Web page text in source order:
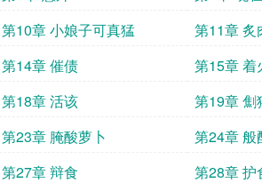
第10章 小娘子可真猛 第11章 炙
第14章 催债 第15章 着
第18章 活该 第19章 劁
第23章 腌酸萝卜 第24章 般
第27章 辩食 第28章 护